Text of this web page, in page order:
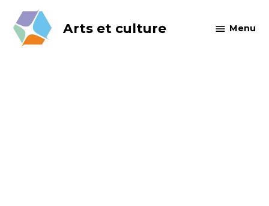
content
Arts et culture Menu